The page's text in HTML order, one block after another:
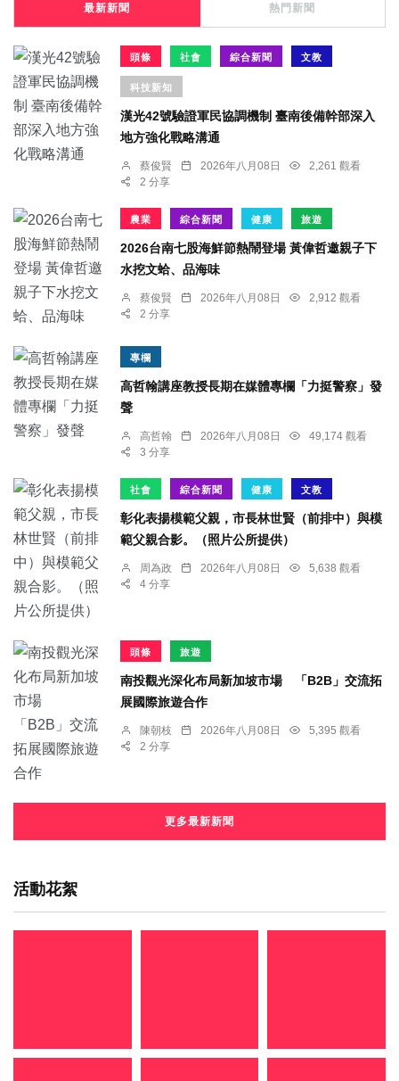
最新新聞 熱門新聞
頭條 社會 綜合新聞 文教
科技新知
漢光42號驗證軍民協調機制 臺南後備幹部深入
地方強化戰略溝通
蔡俊賢 2026年八月08日
2,261 觀看
2 分享
農業 綜合新聞 健康 旅遊
2026台南七股海鮮節熱鬧登場 黃偉哲邀親子下
水挖文蛤、品海味
蔡俊賢 2026年八月08日
2,912 觀看
2 分享
專欄
高哲翰講座教授長期在媒體專欄「力挺警察」發
聲
高哲翰 2026年八月08日
49,174 觀看
3 分享
社會 綜合新聞 健康 文教
彰化表揚模範父親，市長林世賢（前排中）與模
範父親合影。（照片公所提供）
周為政 2026年八月08日
5,638 觀看
4 分享
頭條 旅遊
南投觀光深化布局新加坡市場 「B2B」交流拓
展國際旅遊合作
陳朝枝 2026年八月08日
5,395 觀看
2 分享
更多最新新聞
活動花絮